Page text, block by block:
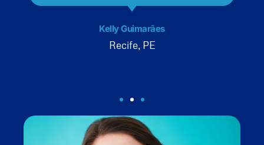
Kelly Guimarães
Recife, PE